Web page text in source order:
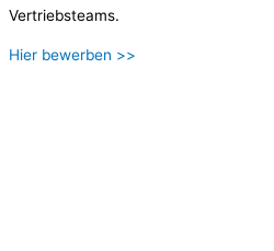
Vertriebsteams.
Hier bewerben >>